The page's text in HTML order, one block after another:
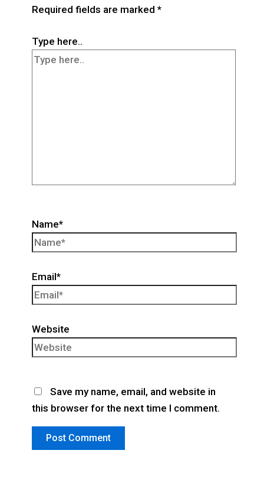
Required fields are marked *
Type here..
Name*
Email*
Website
Save my name, email, and website in
this browser for the next time I comment.